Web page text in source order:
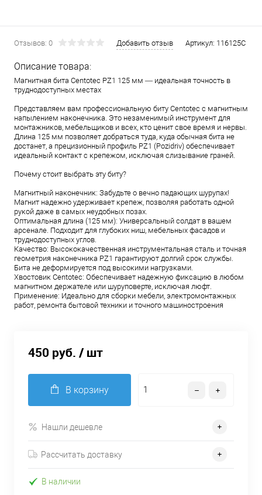
Отзывов: 0 Добавить отзыв Артикул: 116125C
Описание товара:
Магнитная бита Centotec PZ1 125 мм — идеальная точность в
труднодоступных местах
Представляем вам профессиональную биту Centotec с магнитным
напылением наконечника. Это незаменимый инструмент для
монтажников, мебельщиков и всех, кто ценит свое время и нервы.
Длина 125 мм позволяет добраться туда, куда обычная бита не
достанет, а прецизионный профиль PZ1 (Pozidriv) обеспечивает
идеальный контакт с крепежом, исключая слизывание граней.
Почему стоит выбрать эту биту?
Магнитный наконечник: Забудьте о вечно падающих шурупах!
Магнит надежно удерживает крепеж, позволяя работать одной
рукой даже в самых неудобных позах.
Оптимальная длина (125 мм): Универсальный солдат в вашем
арсенале. Подходит для глубоких ниш, мебельных фасадов и
труднодоступных углов.
Качество: Высококачественная инструментальная сталь и точная
геометрия наконечника PZ1 гарантируют долгий срок службы.
Бита не деформируется под высокими нагрузками.
Хвостовик Centotec: Обеспечивает надежную фиксацию в любом
магнитном держателе или шуруповерте, исключая люфт.
Применение: Идеально для сборки мебели, электромонтажных
работ, ремонта бытовой техники и точного машиностроения
450 руб. / шт
В корзину
Нашли дешевле
Рассчитать доставку
В наличии